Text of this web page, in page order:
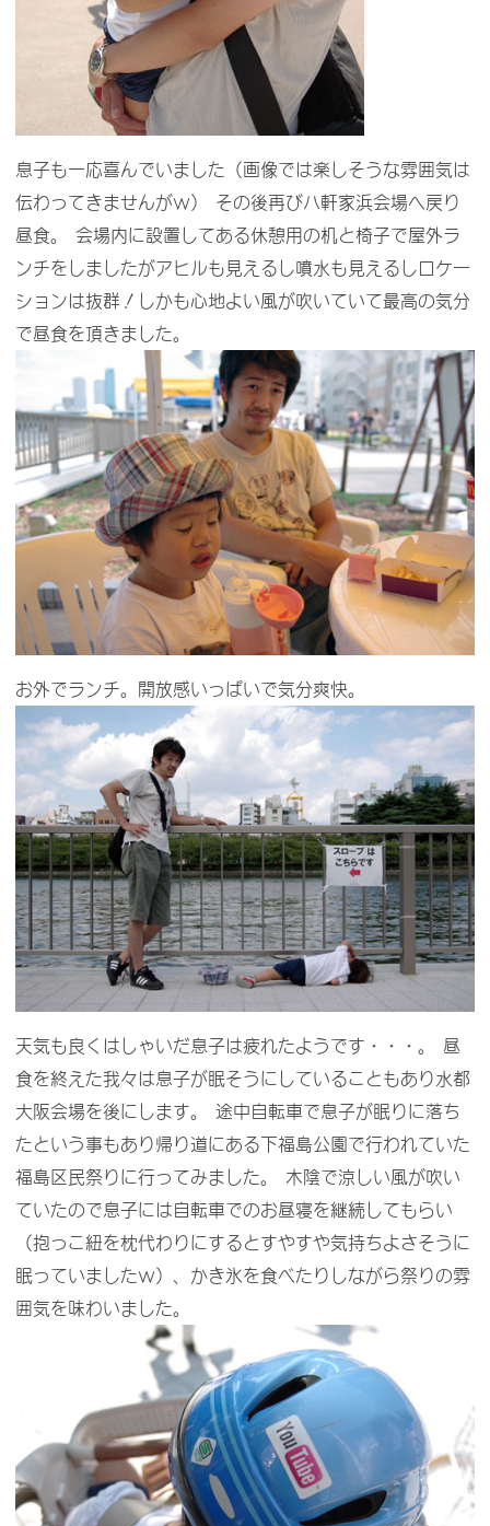
息子も一応喜んでいました（画像では楽しそうな雰囲気は
伝わってきませんがｗ） その後再び八軒家浜会場へ戻り
昼食。 会場内に設置してある休憩用の机と椅子で屋外ラ
ンチをしましたがアヒルも見えるし噴水も見えるしロケー
ションは抜群！しかも心地よい風が吹いていて最高の気分
で昼食を頂きました。
お外でランチ。開放感いっぱいで気分爽快。
天気も良くはしゃいだ息子は疲れたようです・・・。 昼
食を終えた我々は息子が眠そうにしていることもあり水都
大阪会場を後にします。 途中自転車で息子が眠りに落ち
たという事もあり帰り道にある下福島公園で行われていた
福島区民祭りに行ってみました。 木陰で涼しい風が吹い
ていたので息子には自転車でのお昼寝を継続してもらい
（抱っこ紐を枕代わりにするとすやすや気持ちよさそうに
眠っていましたｗ）、かき氷を食べたりしながら祭りの雰
囲気を味わいました。